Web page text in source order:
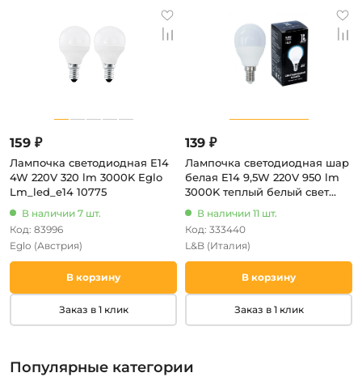
159 ₽
Лампочка светодиодная E14
4W 220V 320 lm 3000K Eglo
Lm_led_e14 10775
В наличии 7 шт.
Код: 83996
Eglo (Австрия)
В корзину
Заказ в 1 клик
139 ₽
Лампочка светодиодная шар
белая E14 9,5W 220V 950 lm
3000K теплый белый свет
В наличии 11 шт.
Код: 333440
L&B (Италия)
В корзину
Заказ в 1 клик
Популярные категории